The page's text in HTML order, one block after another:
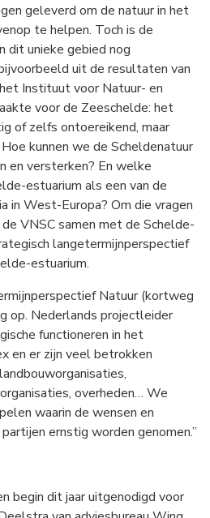
geleverd om de natuur in het
te helpen. Toch is de
dit unieke gebied nog
uit de resultaten van
Instituut voor Natuur- en
voor de Zeeschelde: het
of zelfs ontoereikend, maar
kunnen we de Scheldenatuur
en versterken? En welke
estuarium als een van de
in West-Europa? Om die vragen
VNSC samen met de Schelde-
langetermijnperspectief
estuarium.
Natuur (kortweg
op. Nederlands projectleider
functioneren in het
en er zijn veel betrokken
overheden… We
waarin de wensen en
ernstig worden genomen.”
begin dit jaar uitgenodigd voor